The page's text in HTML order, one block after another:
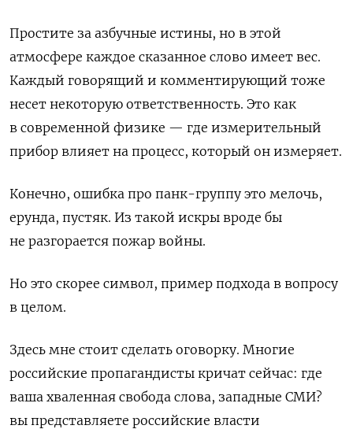
Простите за азбучные истины, но в этой
атмосфере каждое сказанное слово имеет вес.
Каждый говорящий и комментирующий тоже
несет некоторую ответственность. Это как
в современной физике — где измерительный
прибор влияет на процесс, который он измеряет.
Конечно, ошибка про панк-группу это мелочь,
ерунда, пустяк. Из такой искры вроде бы
не разгорается пожар войны.
Но это скорее символ, пример подхода в вопросу
в целом.
Здесь мне стоит сделать оговорку. Многие
российские пропагандисты кричат сейчас: где
ваша хваленная свобода слова, западные СМИ?
вы представляете российские власти